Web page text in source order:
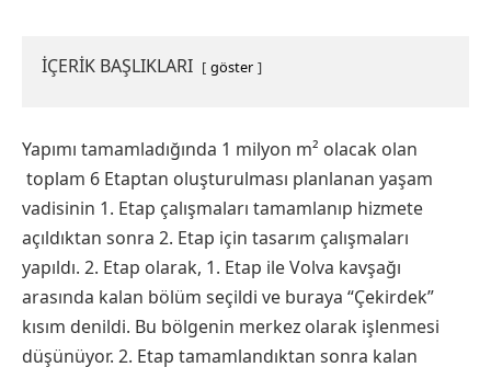
İÇERİK BAŞLIKLARI göster
Yapımı tamamladığında 1 milyon m² olacak olan
toplam 6 Etaptan oluşturulması planlanan yaşam
vadisinin 1. Etap çalışmaları tamamlanıp hizmete
açıldıktan sonra 2. Etap için tasarım çalışmaları
yapıldı. 2. Etap olarak, 1. Etap ile Volva kavşağı
arasında kalan bölüm seçildi ve buraya “Çekirdek”
kısım denildi. Bu bölgenin merkez olarak işlenmesi
düşünüyor. 2. Etap tamamlandıktan sonra kalan